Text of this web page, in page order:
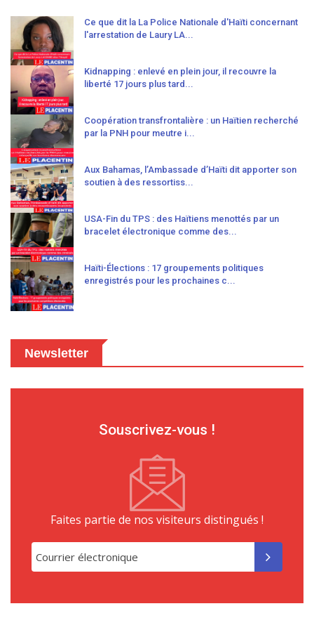
Ce que dit la La Police Nationale d'Haïti concernant
l'arrestation de Laury LA...
Kidnapping : enlevé en plein jour, il recouvre la
liberté 17 jours plus tard...
Coopération transfrontalière : un Haïtien recherché
par la PNH pour meutre i...
Aux Bahamas, l’Ambassade d’Haïti dit apporter son
soutien à des ressortiss...
USA-Fin du TPS : des Haïtiens menottés par un
bracelet électronique comme des...
Haïti-Élections : 17 groupements politiques
enregistrés pour les prochaines c...
Newsletter
Souscrivez-vous !
Faites partie de nos visiteurs distingués !